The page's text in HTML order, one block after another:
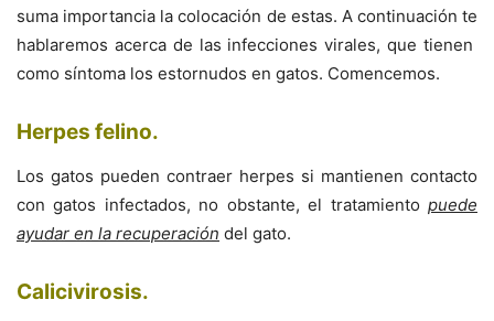
suma importancia la colocación de estas. A continuación te
hablaremos acerca de las infecciones virales, que tienen
como síntoma los estornudos en gatos. Comencemos.
Herpes felino.
Los gatos pueden contraer herpes si mantienen contacto
con gatos infectados, no obstante, el tratamiento puede
ayudar en la recuperación del gato.
Calicivirosis.